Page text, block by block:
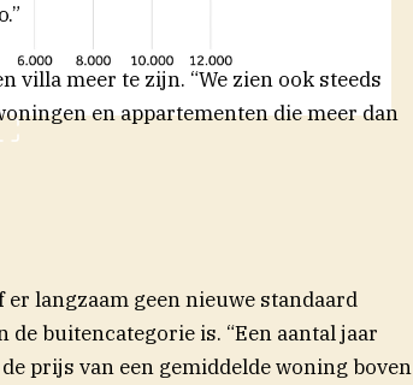
villa meer te zijn. “We zien ook steeds
en appartementen die meer dan
langzaam geen nieuwe standaard
buitencategorie is. “Een aantal jaar
prijs van een gemiddelde woning boven